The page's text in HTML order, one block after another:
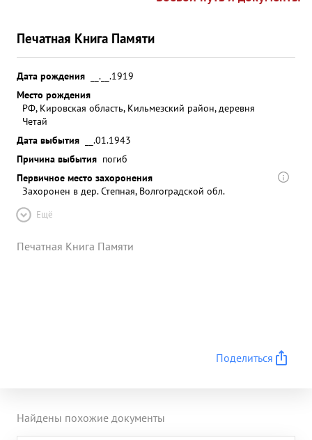
Печатная Книга Памяти
Дата рождения
__.__.1919
Место рождения
РФ, Кировская область, Кильмезский район, деревня
Четай
Дата выбытия
__.01.1943
Причина выбытия погиб
Первичное место захоронения
Захоронен в дер. Степная, Волгоградской обл.
Ещё
Печатная Книга Памяти
Поделиться
Найдены похожие документы